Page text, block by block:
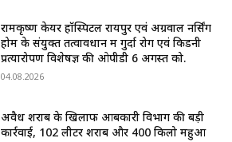
रामकृष्ण केयर हॉस्पिटल रायपुर एवं अग्रवाल नर्सिंग
होम के संयुक्त तत्वावधान में गुर्दा रोग एवं किडनी
प्रत्यारोपण विशेषज्ञ की ओपीडी 6 अगस्त को.
04.08.2026
अवैध शराब के खिलाफ आबकारी विभाग की बड़ी
कार्रवाई, 102 लीटर शराब और 400 किलो महुआ